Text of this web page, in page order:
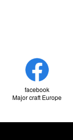
facebook
Major craft Europe